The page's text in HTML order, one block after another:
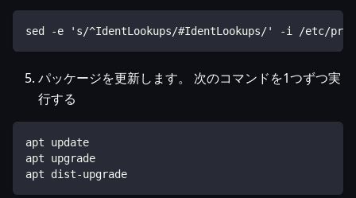
sed -e 's/^IdentLookups/#IdentLookups/' -i /etc/
パッケージを更新します。 次のコマンドを1つずつ実
行する
apt update
apt upgrade
apt dist-upgrade